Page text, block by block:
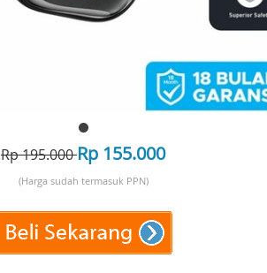
Rp 195.000Rp 155.000
(Harga sudah termasuk PPN)